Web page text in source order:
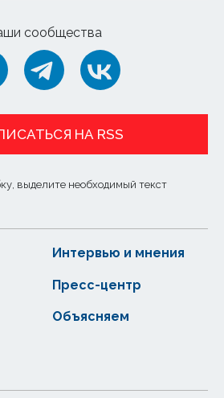
сообщества
НА RSS
выделите необходимый текст
Интервью и мнения
Пресс-центр
Объясняем